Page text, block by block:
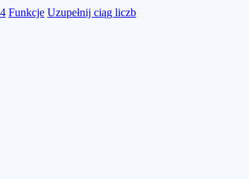
Funkcje Uzupełnij ciąg liczb